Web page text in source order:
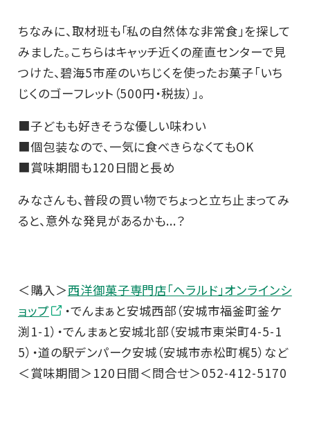
ちなみに、取材班も「私の自然体な非常食」を探して
みました。こちらはキャッチ近くの産直センターで見
つけた、碧海5市産のいちじくを使ったお菓子「いち
じくのゴーフレット（500円・税抜）」。
■子どもも好きそうな優しい味わい
■個包装なので、一気に食べきらなくてもOK
■賞味期間も120日間と長め
みなさんも、普段の買い物でちょっと立ち止まってみ
ると、意外な発見があるかも...？
＜購入＞西洋御菓子専門店「ヘラルド」オンラインシ
ョップ
・でんまぁと安城西部（安城市福釜町釜ケ
渕1-1）・でんまぁと安城北部（安城市東栄町4-5-1
5）・道の駅デンパーク安城（安城市赤松町梶5）など
＜賞味期間＞120日間＜問合せ＞052-412-5170